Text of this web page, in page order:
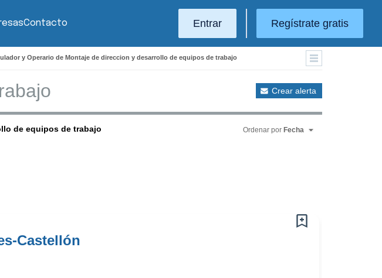
Contacto Entrar Regístrate gratis
y Operario de Montaje de direccion y desarrollo de equipos de trabajo
Crear alerta
de equipos de trabajo Ordenar por Fecha
Castellón